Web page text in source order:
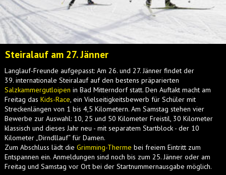
Steiralauf am 27. Jänner
Langlauf-Freunde aufgepasst: Am 26. und 27. Jänner findet der
39. internationale Steiralauf auf den bestens präparierten
Salzkammergutloipen in Bad Mitterndorf statt. Den Auftakt macht am
Freitag das Kids-Race, ein Vielseitigkeitsbewerb für Schüler mit
Streckenlängen von 1 bis 4,5 Kilometern. Am Samstag stehen vier
Bewerbe zur Auswahl: 10, 25 und 50 Kilometer Freistil, 30 Kilometer
klassisch und dieses Jahr neu - mit separatem Startblock - der 10
Kilometer „Dirndllauf“ für Damen.
Zum Abschluss lädt die Grimming-Therme bei freiem Eintritt zum
Entspannen ein. Anmeldungen sind noch bis zum 25. Jänner oder am
Freitag und Samstag vor Ort bei der Startnummernausgabe möglich.